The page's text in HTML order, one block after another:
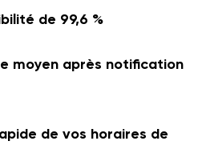
de 99,6 %
moyen après notification
de vos horaires de